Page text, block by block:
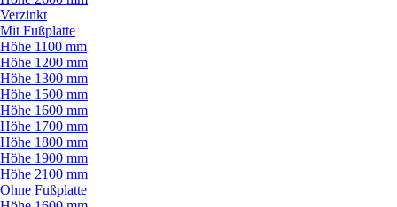
Verzinkt
Mit Fußplatte
Höhe 1100 mm
Höhe 1200 mm
Höhe 1300 mm
Höhe 1500 mm
Höhe 1600 mm
Höhe 1700 mm
Höhe 1800 mm
Höhe 1900 mm
Höhe 2100 mm
Ohne Fußplatte